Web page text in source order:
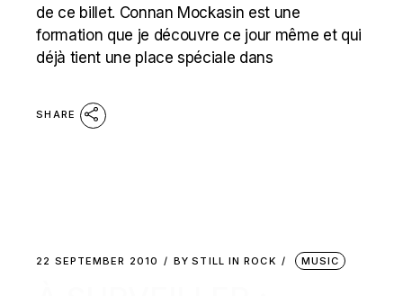
de ce billet. Connan Mockasin est une
formation que je découvre ce jour même et qui
déjà tient une place spéciale dans
SHARE
22 SEPTEMBER 2010 BY STILL IN ROCK MUSIC